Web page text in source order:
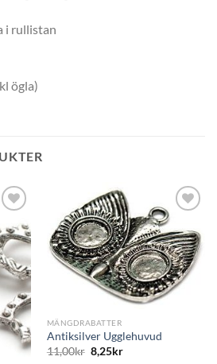
i rullistan
ögla)
MÄNGDRABATTER
Antiksilver Ugglehuvud
11,00kr 8,25kr